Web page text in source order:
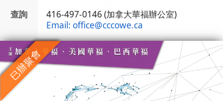
查詢
416-497-0146 (加拿大華福辦公室)
Email: office@cccowe.ca